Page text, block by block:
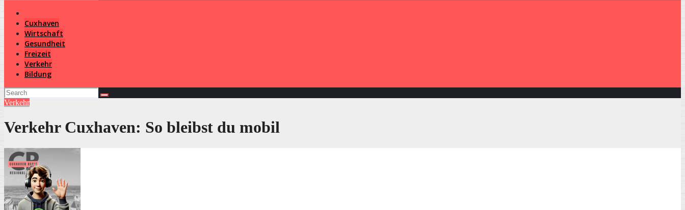
Cuxhaven
Wirtschaft
Gesundheit
Freizeit
Verkehr
Bildung
Verkehr
Verkehr Cuxhaven: So bleibst du mobil